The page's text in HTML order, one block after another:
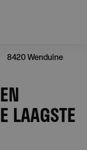
8420 Wenduine
LAAGSTE